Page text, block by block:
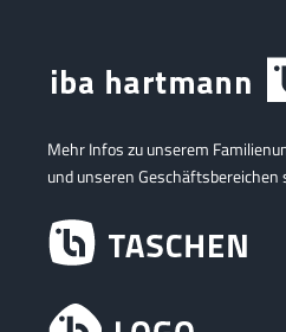
Mehr Infos zu unserem
und unseren Geschäftsbereichen